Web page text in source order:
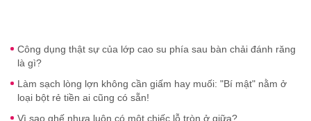
Công dụng thật sự của lớp cao su phía sau bàn chải đánh răng
là gì?
Làm sạch lòng lợn không cần giấm hay muối: "Bí mật" nằm ở
loại bột rẻ tiền ai cũng có sẵn!
Vì sao ghế nhựa luôn có một chiếc lỗ tròn ở giữa?